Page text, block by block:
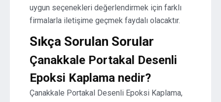
uygun seçenekleri değerlendirmek için farklı
firmalarla iletişime geçmek faydalı olacaktır.
Sıkça Sorulan Sorular
Çanakkale Portakal Desenli
Epoksi Kaplama nedir?
Çanakkale Portakal Desenli Epoksi Kaplama,